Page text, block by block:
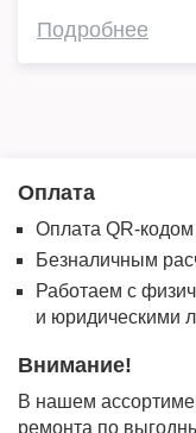
Подробнее
Оплата
Оплата QR-кодом
Безналичным
Работаем с
и юридическими
Внимание!
В нашем
ремонта по